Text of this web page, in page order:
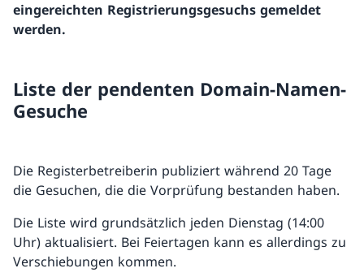
eingereichten Registrierungsgesuchs gemeldet
werden.
Liste der pendenten Domain-Namen-
Gesuche
Die Registerbetreiberin publiziert während 20 Tage
die Gesuchen, die die Vorprüfung bestanden haben.
Die Liste wird grundsätzlich jeden Dienstag (14:00
Uhr) aktualisiert. Bei Feiertagen kann es allerdings zu
Verschiebungen kommen.